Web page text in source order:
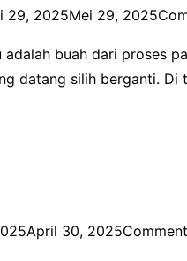
29, 2025Mei 29, 2025
buah dari proses
datang silih berganti. Di
April 30, 2025